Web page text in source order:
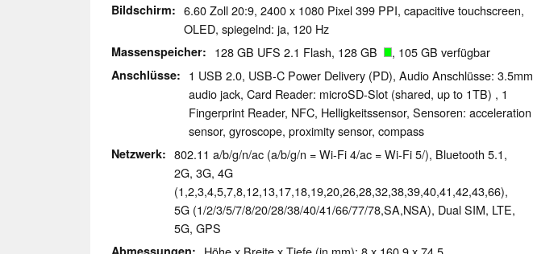
Bildschirm
6.60 Zoll 20:9, 2400 x 1080 Pixel 399 PPI, capacitive touchscreen,
OLED, spiegelnd: ja, 120 Hz
Massenspeicher 128 GB UFS 2.1 Flash, 128 GB , 105 GB verfügbar
Anschlüsse
1 USB 2.0, USB-C Power Delivery (PD), Audio Anschlüsse: 3.5mm
audio jack, Card Reader: microSD-Slot (shared, up to 1TB) , 1
Fingerprint Reader, NFC, Helligkeitssensor, Sensoren: acceleration
sensor, gyroscope, proximity sensor, compass
Netzwerk
802.11 a/b/g/n/ac (a/b/g/n = Wi-Fi 4/ac = Wi-Fi 5/), Bluetooth 5.1,
2G, 3G, 4G
(1,2,3,4,5,7,8,12,13,17,18,19,20,26,28,32,38,39,40,41,42,43,66),
5G (1/2/3/5/7/8/20/28/38/40/41/66/77/78,SA,NSA), Dual SIM, LTE,
5G, GPS